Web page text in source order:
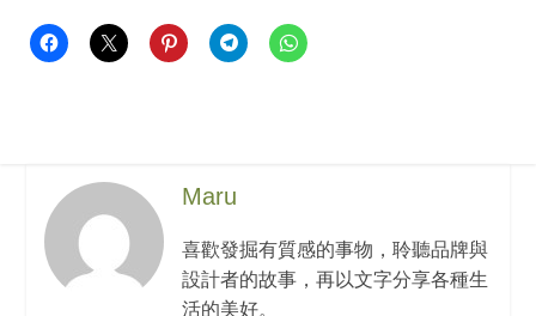
Maru
喜歡發掘有質感的事物，聆聽品牌與
設計者的故事，再以文字分享各種生
活的美好。